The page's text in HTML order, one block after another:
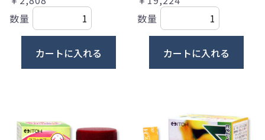
数量
カートに入れる
数量
カートに入れる